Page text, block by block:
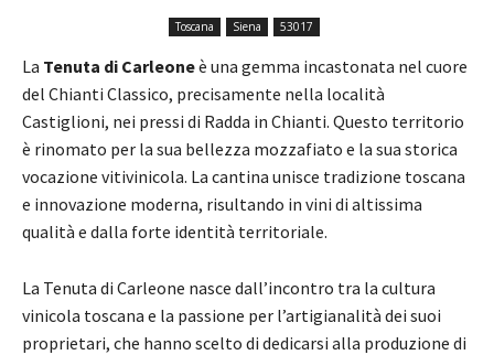
Toscana Siena 53017
La Tenuta di Carleoneè una gemma incastonata nel cuore
del Chianti Classico, precisamente nella località
Castiglioni, nei pressi di Radda in Chianti. Questo territorio
è rinomato per la sua bellezza mozzafiato e la sua storica
vocazione vitivinicola. La cantina unisce tradizione toscana
e innovazione moderna, risultando in vini di altissima
qualità e dalla forte identità territoriale.
La Tenuta di Carleone nasce dall’incontro tra la cultura
vinicola toscana e la passione per l’artigianalità dei suoi
proprietari, che hanno scelto di dedicarsi alla produzione di